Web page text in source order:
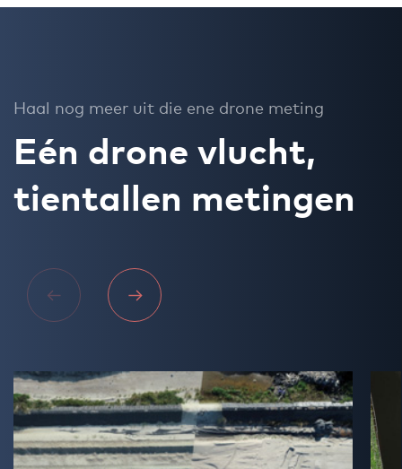
Haal nog meer uit die ene drone meting
Eén drone vlucht,
tientallen metingen